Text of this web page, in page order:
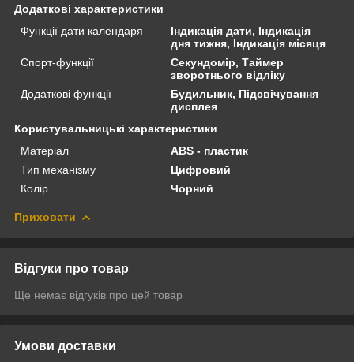
Додаткові характеристики
Функції дати календаря
Індикація дати, Індикація
дня тижня, Індикація місяця
Спорт-функції
Секундомір, Таймер
зворотнього відліку
Додаткові функції
Будильник, Підсвічування
дисплея
Користувальницькі характеристики
Матеріал
ABS - пластик
Тип механізму
Цифровий
Колір
Чорний
Приховати
Відгуки про товар
Ще немає відгуків про цей товар
Умови доставки